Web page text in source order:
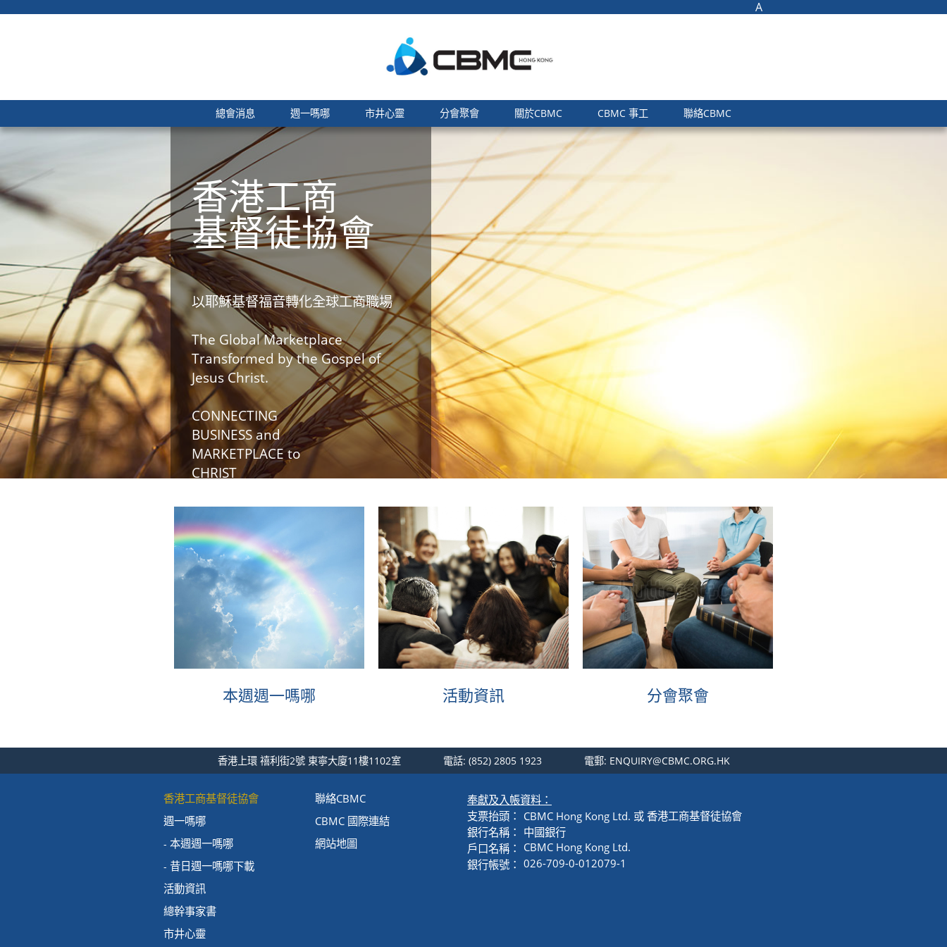
A
總會消息 週一嗎哪 市井心靈 分會聚會 關於CBMC CBMC 事工 聯絡CBMC
香港工商
基督徒協會
以耶穌基督福音轉化全球工商職場
The Global Marketplace
Transformed by the Gospel of
Jesus Christ.
CONNECTING
BUSINESS and
MARKETPLACE to
CHRIST
本週週一嗎哪 活動資訊 分會聚會
香港上環 禧利街2號 東寧大廈11樓1102室 電話: (852) 2805 1923 電郵: ENQUIRY@CBMC.ORG.HK
香港工商基督徒協會
週一嗎哪
本週週一嗎哪
昔日週一嗎哪下載
活動資訊
總幹事家書
市井心靈
聯絡CBMC
CBMC 國際連結
網站地圖
奉獻及入帳資料：
支票抬頭： CBMC Hong Kong Ltd. 或 香港工商基督徒協會
銀行名稱： 中國銀行
戶口名稱： CBMC Hong Kong Ltd.
銀行帳號： 026-709-0-012079-1